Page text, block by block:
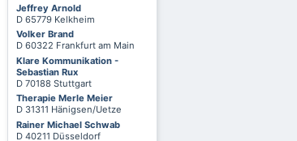
Jeffrey Arnold
D 65779 Kelkheim
Volker Brand
D 60322 Frankfurt am Main
Klare Kommunikation -
Sebastian Rux
D 70188 Stuttgart
Therapie Merle Meier
D 31311 Hänigsen/Uetze
Rainer Michael Schwab
D 40211 Düsseldorf